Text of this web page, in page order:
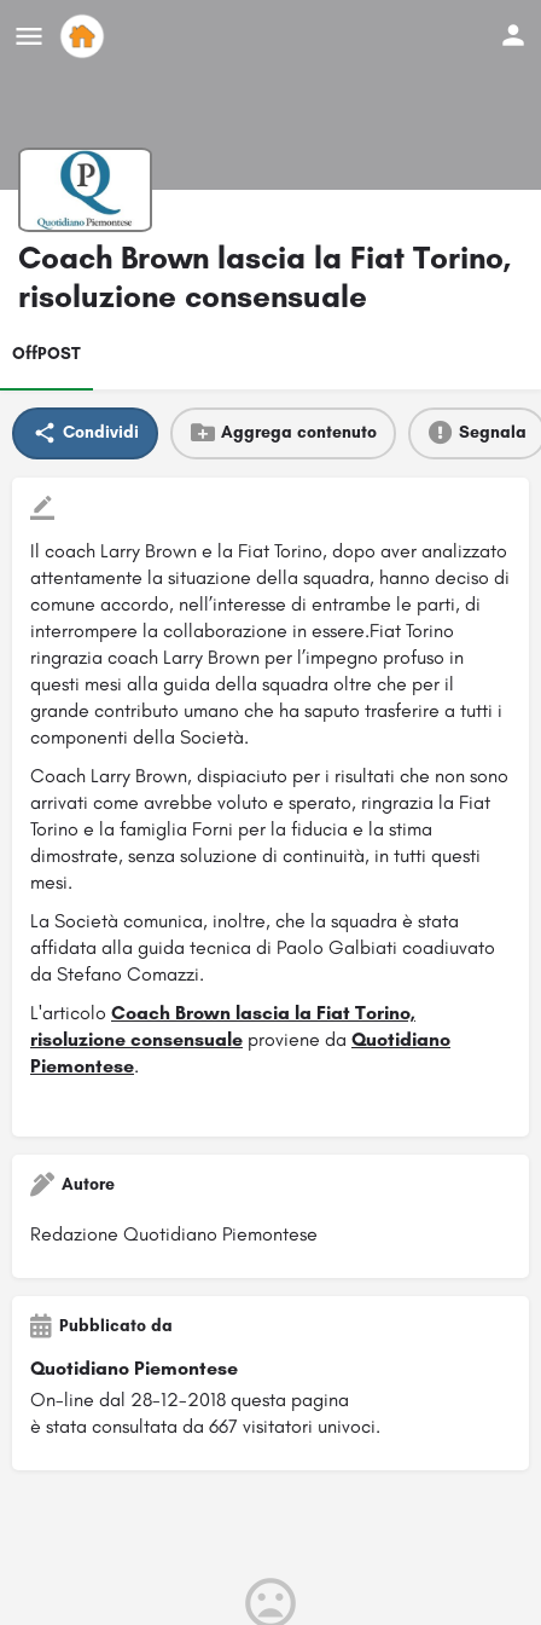
Coach Brown lascia la Fiat Torino,
risoluzione consensuale
OffPOST
Condividi Aggrega contenuto Segnala
Il coach Larry Brown e la Fiat Torino, dopo aver analizzato
attentamente la situazione della squadra, hanno deciso di
comune accordo, nell’interesse di entrambe le parti, di
interrompere la collaborazione in essere.Fiat Torino
ringrazia coach Larry Brown per l’impegno profuso in
questi mesi alla guida della squadra oltre che per il
grande contributo umano che ha saputo trasferire a tutti i
componenti della Società.
Coach Larry Brown, dispiaciuto per i risultati che non sono
arrivati come avrebbe voluto e sperato, ringrazia la Fiat
Torino e la famiglia Forni per la fiducia e la stima
dimostrate, senza soluzione di continuità, in tutti questi
mesi.
La Società comunica, inoltre, che la squadra è stata
affidata alla guida tecnica di Paolo Galbiati coadiuvato
da Stefano Comazzi.
L'articolo Coach Brown lascia la Fiat Torino,
risoluzione consensuale proviene da Quotidiano
Piemontese.
Autore
Redazione Quotidiano Piemontese
Pubblicato da
Quotidiano Piemontese
On-line dal 28-12-2018 questa pagina
è stata consultata da 667 visitatori univoci.